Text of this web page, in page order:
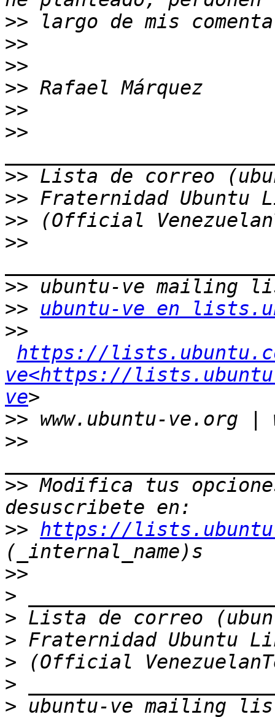
>>
>>
>>
>>
>>
>>
>>
>>
>>
>>
>>
>>
ubuntu-ve en
>>
https://
ve<https://
ve
>>
>>
>> Modifica tus
>> https://
>>
>
>
>
>
>
>